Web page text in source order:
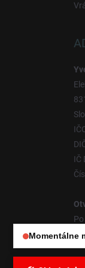
IČ
Momentálne
Otváracie
Po – Pia: 08:00